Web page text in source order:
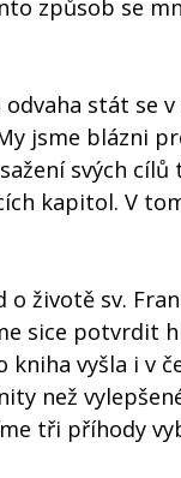
způsob se
stát se
jsme blázni
svých
kapitol. V
životě sv.
sice potvrdit
vyšla i v
než
tři příhody